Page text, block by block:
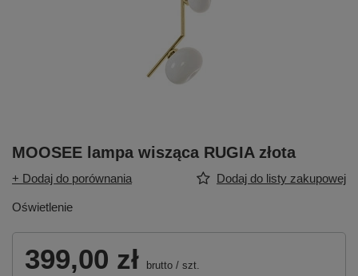
MOOSEE lampa wisząca RUGIA złota
+ Dodaj do porównania Dodaj do listy zakupowej
Oświetlenie
399,00 zł brutto / szt.